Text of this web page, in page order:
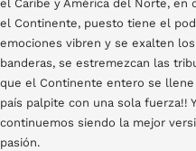
el Caribe y América del Norte,
el Continente, puesto tiene el
emociones vibren y se exalten
banderas, se estremezcan las
que el Continente entero se
país palpite con una sola fuerza!!
continuemos siendo la mejor
pasión.